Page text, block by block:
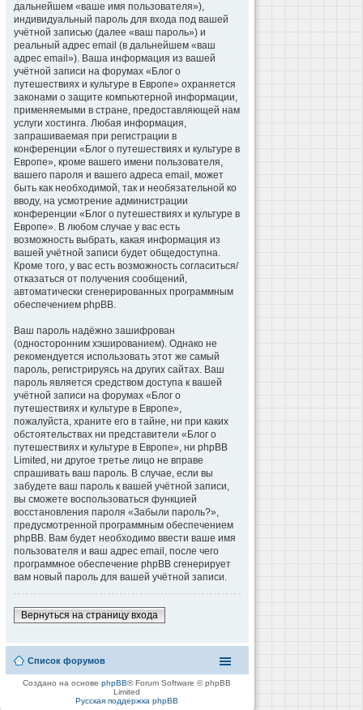
дальнейшем «ваше имя пользователя»),
индивидуальный пароль для входа под вашей
учётной записью (далее «ваш пароль») и
реальный адрес email (в дальнейшем «ваш
адрес email»). Ваша информация из вашей
учётной записи на форумах «Блог о
путешествиях и культуре в Европе» охраняется
законами о защите компьютерной информации,
применяемыми в стране, предоставляющей нам
услуги хостинга. Любая информация,
запрашиваемая при регистрации в
конференции «Блог о путешествиях и культуре в
Европе», кроме вашего имени пользователя,
вашего пароля и вашего адреса email, может
быть как необходимой, так и необязательной ко
вводу, на усмотрение администрации
конференции «Блог о путешествиях и культуре в
Европе». В любом случае у вас есть
возможность выбрать, какая информация из
вашей учётной записи будет общедоступна.
Кроме того, у вас есть возможность согласиться/
отказаться от получения сообщений,
автоматически сгенерированных программным
обеспечением phpBB.
Ваш пароль надёжно зашифрован
(односторонним хэшированием). Однако не
рекомендуется использовать этот же самый
пароль, регистрируясь на других сайтах. Ваш
пароль является средством доступа к вашей
учётной записи на форумах «Блог о
путешествиях и культуре в Европе»,
пожалуйста, храните его в тайне, ни при каких
обстоятельствах ни представители «Блог о
путешествиях и культуре в Европе», ни phpBB
Limited, ни другое третье лицо не вправе
спрашивать ваш пароль. В случае, если вы
забудете ваш пароль к вашей учётной записи,
вы сможете воспользоваться функцией
восстановления пароля «Забыли пароль?»,
предусмотренной программным обеспечением
phpBB. Вам будет необходимо ввести ваше имя
пользователя и ваш адрес email, после чего
программное обеспечение phpBB сгенерирует
вам новый пароль для вашей учётной записи.
Вернуться на страницу входа
Список форумов
Создано на основеphpBB® Forum Software © phpBB
Limited
Русская поддержка phpBB